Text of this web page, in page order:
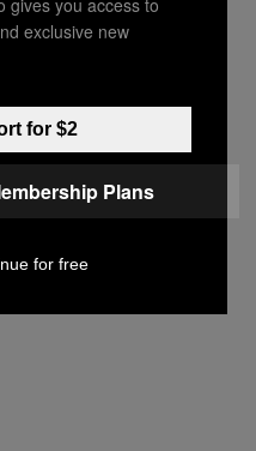
schimbat, i-a fost
„Stilul meu
exclusive new
for $2
Plans
for free